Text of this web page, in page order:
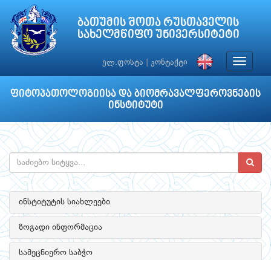
ბათუმის შოთა რუსთაველის
სახელმწიფო უნივერსიტეტი
ელ.ფოსტა კონტაქტი
Toggle
ფიტოპათოლოგიისა და ბიომრავალფეროვნების
ინსტიტუტი
ინსტიტუტის სიახლეები
ზოგადი ინფორმაცია
სამეცნიერო საბჭო